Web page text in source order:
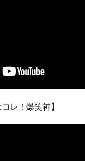
レ！爆笑神】